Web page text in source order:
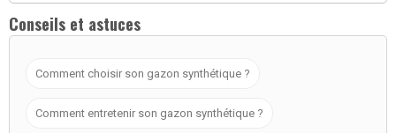
Conseils et astuces
Comment choisir son gazon synthétique ?
Comment entretenir son gazon synthétique ?